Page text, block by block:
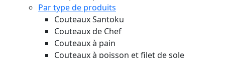
Par type de produits
Couteaux Santoku
Couteaux de Chef
Couteaux à pain
Couteaux à poisson et filet de sole